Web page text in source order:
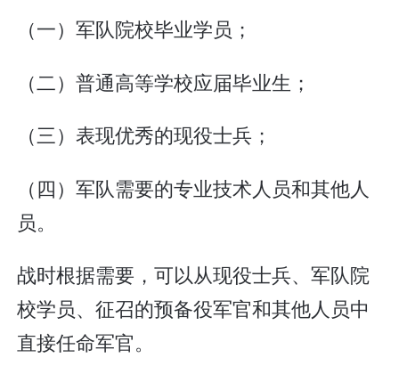
（一）军队院校毕业学员；
（二）普通高等学校应届毕业生；
（三）表现优秀的现役士兵；
（四）军队需要的专业技术人员和其他人
员。
战时根据需要，可以从现役士兵、军队院
校学员、征召的预备役军官和其他人员中
直接任命军官。